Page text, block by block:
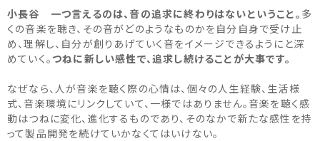
小長谷 一つ言えるのは、音の追求に終わりはないということ。 多
くの音楽を聴き、その音がどのようなものかを自分自身で受け止
め、理解し、自分が創りあげていく音をイメージできるようにと深
めていく。 つねに新しい感性で、追求し続けることが大事です。
なぜなら、人が音楽を聴く際の心情は、個々の人生経験、生活様
式、音楽環境にリンクしていて、一様ではありません。音楽を聴く感
動はつねに変化、進化するものであり、そのなかで新たな感性を持
って製品開発を続けていかなくてはいけない。